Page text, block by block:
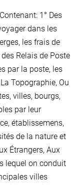
1° Des
dans les
les frais de
Relais de Poste
par la poste, les
Topographie, Ou
villes, bourgs,
par leur
établissemens,
de la nature et
Étrangers, Aux
lequel on conduit
villes